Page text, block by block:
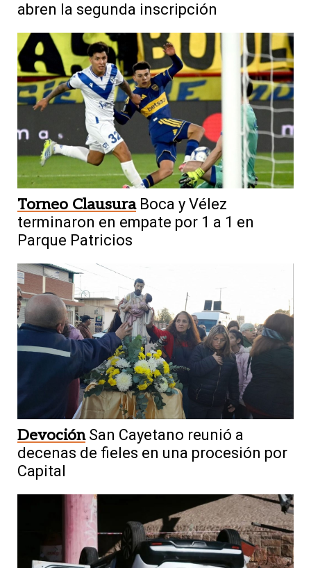
abren la segunda inscripción
Torneo Clausura Boca y Vélez
terminaron en empate por 1 a 1 en
Parque Patricios
Devoción San Cayetano reunió a
decenas de fieles en una procesión por
Capital